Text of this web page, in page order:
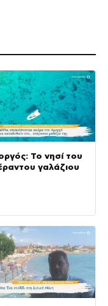
Το νησί του
γαλάζιου